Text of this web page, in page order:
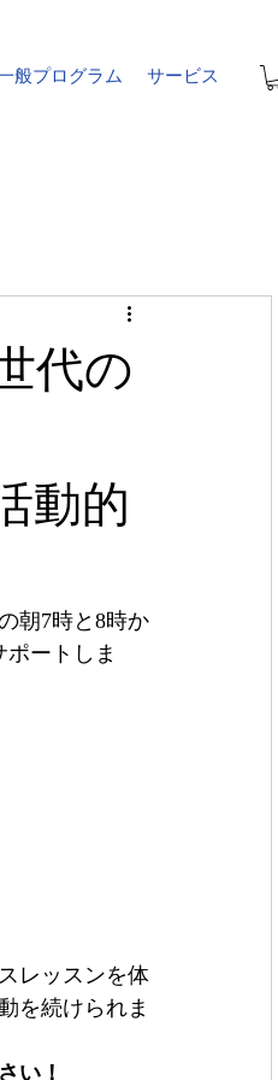
般プログラム サービス
代の
動的
朝7時と8時か
ートしま
レッスンを体
を続けられま
い！